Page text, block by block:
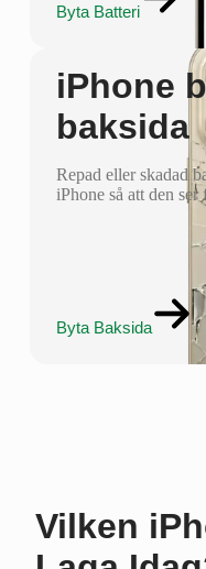
Byta Batteri
iPhone
baksida
Repad eller skadad
iPhone så att den
Byta Baksida
Vilken